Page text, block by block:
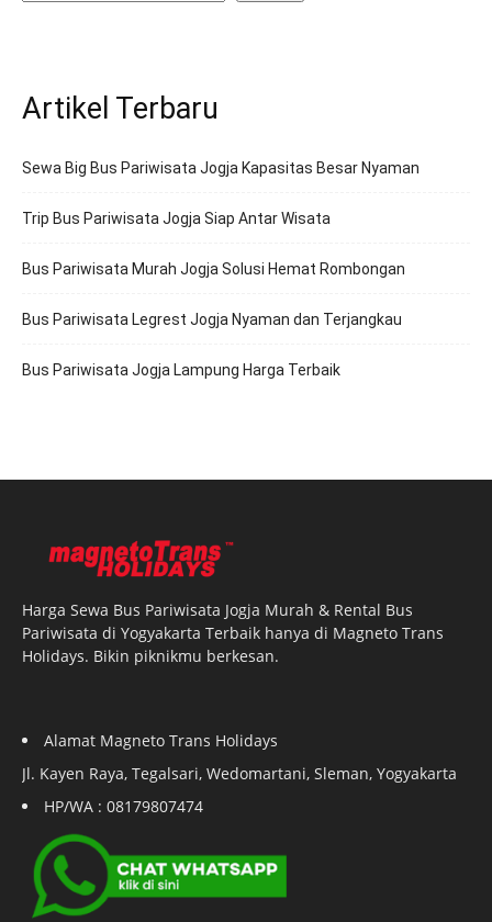
Artikel Terbaru
Sewa Big Bus Pariwisata Jogja Kapasitas Besar Nyaman
Trip Bus Pariwisata Jogja Siap Antar Wisata
Bus Pariwisata Murah Jogja Solusi Hemat Rombongan
Bus Pariwisata Legrest Jogja Nyaman dan Terjangkau
Bus Pariwisata Jogja Lampung Harga Terbaik
Harga Sewa Bus Pariwisata Jogja Murah & Rental Bus
Pariwisata di Yogyakarta Terbaik hanya di Magneto Trans
Holidays. Bikin piknikmu berkesan.
Alamat Magneto Trans Holidays
Jl. Kayen Raya, Tegalsari, Wedomartani, Sleman, Yogyakarta
HP/WA : 08179807474